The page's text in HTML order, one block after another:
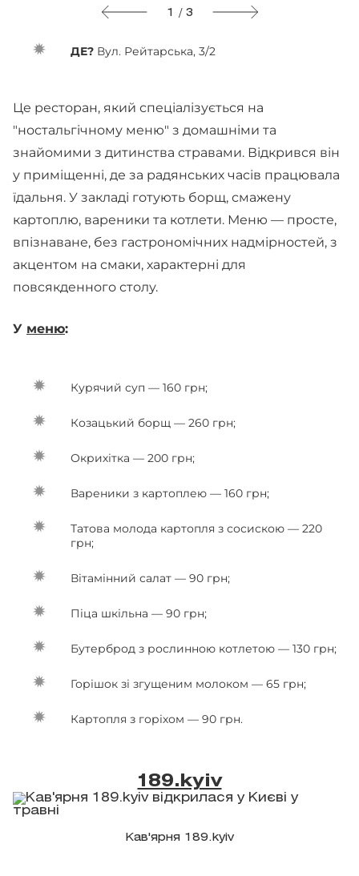
1 / 3
ДЕ? Вул. Рейтарська, 3/2
Це ресторан, який спеціалізується на
"ностальгічному меню" з домашніми та
знайомими з дитинства стравами. Відкрився він
у приміщенні, де за радянських часів працювала
їдальня. У закладі готують борщ, смажену
картоплю, вареники та котлети. Меню — просте,
впізнаване, без гастрономічних надмірностей, з
акцентом на смаки, характерні для
повсякденного столу.
У меню:
Курячий суп — 160 грн;
Козацький борщ — 260 грн;
Окрихітка — 200 грн;
Вареники з картоплею — 160 грн;
Татова молода картопля з сосискою — 220
грн;
Вітамінний салат — 90 грн;
Піца шкільна — 90 грн;
Бутерброд з рослинною котлетою — 130 грн;
Горішок зі згущеним молоком — 65 грн;
Картопля з горіхом — 90 грн.
189.kyiv
Кав'ярня 189.kyiv